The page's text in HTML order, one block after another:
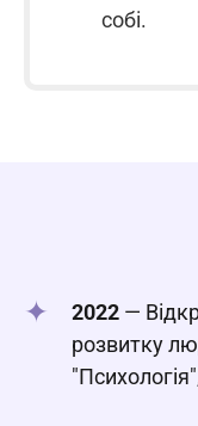
собі.
2022 —
розвитку